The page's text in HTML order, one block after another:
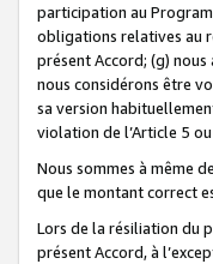
participation au
obligations relatives au
présent Accord; (g)
nous considérons être
sa version
violation de l’Article 5
Nous sommes à même
que le montant correct
Lors de la résiliation du
présent Accord, à